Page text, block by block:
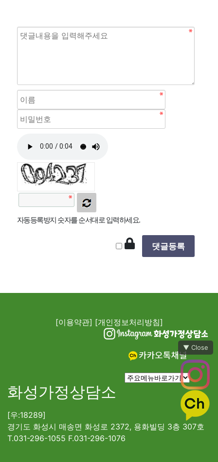
▼ Close
자동등록방지 숫자를 순서대로 입력하세요.
[이용약관] [개인정보처리방침]
화성가정상담소
[우:18289]
경기도 화성시 매송면 화성로 2372, 용화빌딩 3층 307호
T.031-296-1055 F.031-296-1076